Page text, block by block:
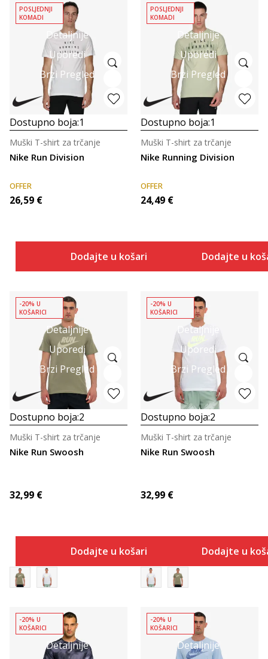
Detaljnije
Uporedi
Brzi Pregled
POSLJEDNJI
KOMADI
Dostupno boja:1
Nike Run Division
Muški T-shirt za trčanje
OFFER
26,59 €
Dodajte u košaricu
Detaljnije
Uporedi
Brzi Pregled
POSLJEDNJI
KOMADI
Dostupno boja:1
Nike Running Division
Muški T-shirt za trčanje
OFFER
24,49 €
Dodajte u
Detaljnije
Uporedi
Brzi Pregled
-20% U
KOŠARICI
Dostupno boja:2
Nike Run Swoosh
Muški T-shirt za trčanje
32,99 €
Dodajte u košaricu
Detaljnije
Uporedi
Brzi Pregled
-20% U
KOŠARICI
Dostupno boja:2
Nike Run Swoosh
Muški T-shirt za trčanje
32,99 €
Dodajte u
Detaljnije
-20% U
KOŠARICI
Detaljnije
-20% U
KOŠARICI